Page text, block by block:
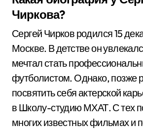
Чиркова?
Сергей Чирков родился 15
Москве. В детстве он
мечтал стать
футболистом. Однако, позже
посвятить себя актерской
в Школу-студию МХАТ. С тех
многих известных фильмах и